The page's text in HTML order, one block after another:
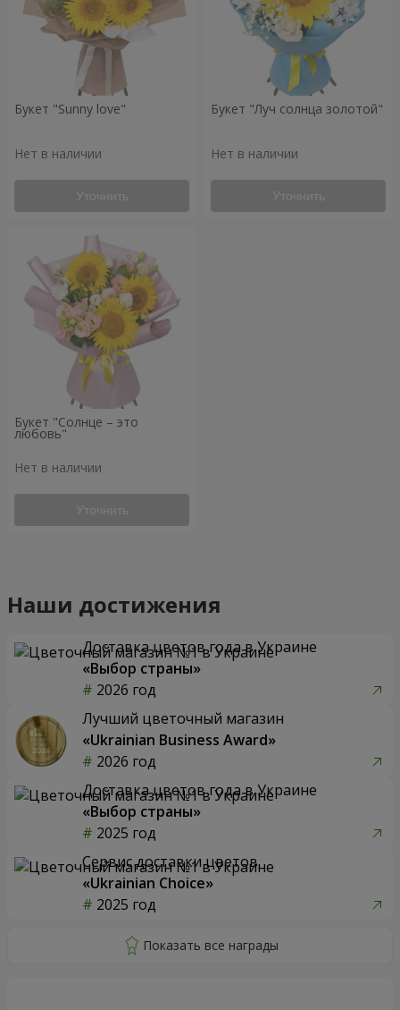
Букет "Sunny love"
Нет в наличии
Уточнить
Букет "Луч солнца золотой"
Нет в наличии
Уточнить
Букет "Солнце – это
любовь"
Нет в наличии
Уточнить
Наши достижения
Доставка цветов года в Украине
«Выбор страны»
2026 год
Лучший цветочный магазин
«Ukrainian Business Award»
2026 год
Доставка цветов года в Украине
«Выбор страны»
2025 год
Сервис доставки цветов
«Ukrainian Choice»
2025 год